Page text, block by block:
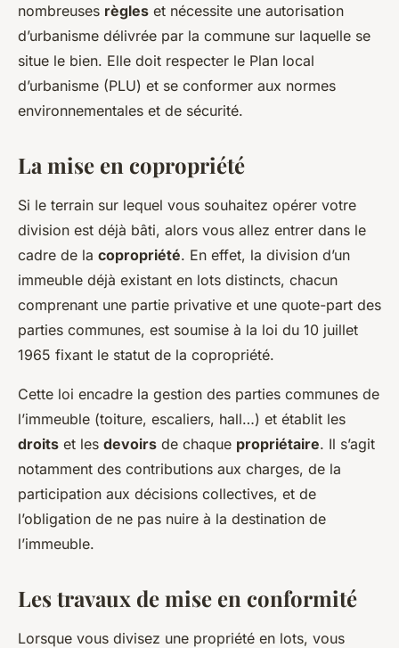
nombreuses règles et nécessite une autorisation
d’urbanisme délivrée par la commune sur laquelle se
situe le bien. Elle doit respecter le Plan local
d’urbanisme (PLU) et se conformer aux normes
environnementales et de sécurité.
La mise en copropriété
Si le terrain sur lequel vous souhaitez opérer votre
division est déjà bâti, alors vous allez entrer dans le
cadre de la copropriété. En effet, la division d’un
immeuble déjà existant en lots distincts, chacun
comprenant une partie privative et une quote-part des
parties communes, est soumise à la loi du 10 juillet
1965 fixant le statut de la copropriété.
Cette loi encadre la gestion des parties communes de
l’immeuble (toiture, escaliers, hall…) et établit les
droits et les devoirs de chaque propriétaire. Il s’agit
notamment des contributions aux charges, de la
participation aux décisions collectives, et de
l’obligation de ne pas nuire à la destination de
l’immeuble.
Les travaux de mise en conformité
Lorsque vous divisez une propriété en lots, vous